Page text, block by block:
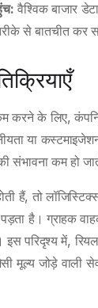
वैश्विक बाजार
से बातचीत कर
करने के लिए,
या
संभावना कम हो
हैं, तो
है। ग्राहक
परिदृश्य में,
मूल्य जोड़े वाली